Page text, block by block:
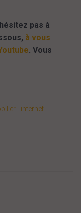
pas à
à vous
. Vous
internet